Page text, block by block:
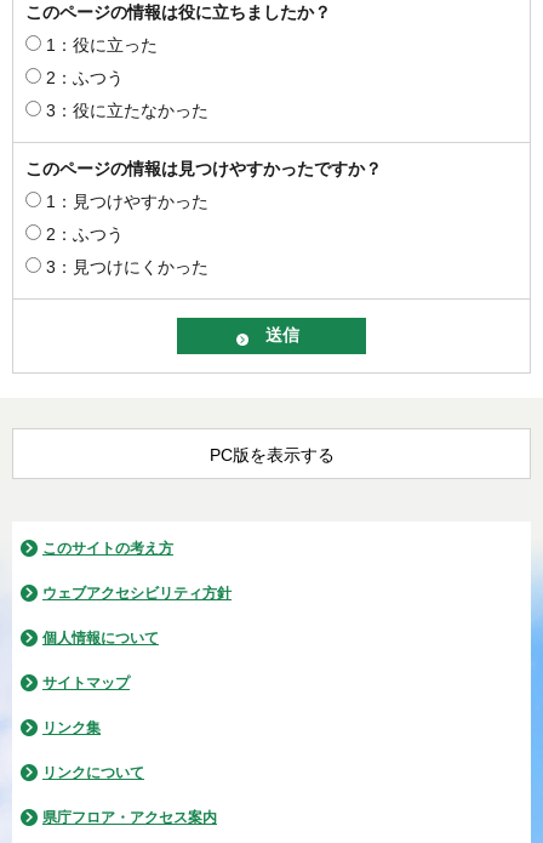
このページの情報は役に立ちましたか？
1：役に立った
2：ふつう
3：役に立たなかった
このページの情報は見つけやすかったですか？
1：見つけやすかった
2：ふつう
3：見つけにくかった
PC版を表示する
このサイトの考え方
ウェブアクセシビリティ方針
個人情報について
サイトマップ
リンク集
リンクについて
県庁フロア・アクセス案内